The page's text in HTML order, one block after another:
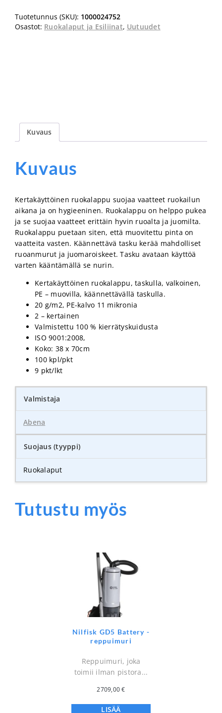
nauhakiinnitys
2-
Tuotetunnus (SKU): 1000024752
Osastot: Ruokalaput ja Esiliinat, Uutuudet
Kuvaus
Kuvaus
Kertakäyttöinen ruokalappu suojaa vaatteet ruokailun
aikana ja on hygieeninen. Ruokalappu on helppo pukea
ja se suojaa vaatteet erittäin hyvin ruoalta ja juomilta.
Ruokalappu puetaan siten, että muovitettu pinta on
vaatteita vasten. Käännettävä tasku kerää mahdolliset
ruoanmurut ja juomaroiskeet. Tasku avataan käyttöä
varten kääntämällä se nurin.
Kertakäyttöinen ruokalappu, taskulla, valkoinen,
PE – muovilla, käännettävällä taskulla.
20 g/m2, PE-kalvo 11 mikronia
2 – kertainen
Valmistettu 100 % kierrätyskuidusta
ISO 9001:2008,
Koko: 38 x 70cm
100 kpl/pkt
9 pkt/lkt
Valmistaja
Abena
Suojaus (tyyppi)
Ruokalaput
Tutustu myös
Nilfisk GD5 Battery -
reppuimuri
Reppuimuri, joka
toimii ilman pistora...
2709,00€
LISÄÄ